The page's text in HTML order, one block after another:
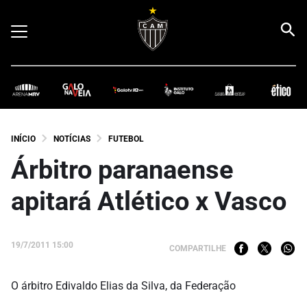
INÍCIO NOTÍCIAS FUTEBOL
Árbitro paranaense
apitará Atlético x Vasco
19/7/2011 15:00 COMPARTILHE
O árbitro Edivaldo Elias da Silva, da Federação